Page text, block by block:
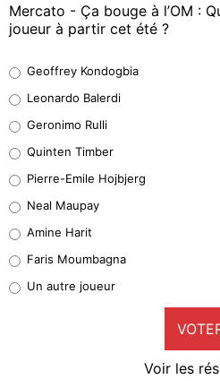
Mercato - Ça bouge à l’OM :
joueur à partir cet été ?
38%
32%
5%
1%
9%
Geoffrey Kondogbia
Leonardo Balerdi
Geronimo Rulli
Quinten Timber
Pierre-Emile Hojbjerg
Neal Maupay
Amine Harit
Faris Moumbagna
Un autre joueur
Voir les